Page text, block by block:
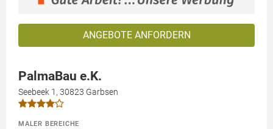
ANGEBOTE ANFORDERN
PalmaBau e.K.
Seebeek 1, 30823 Garbsen
MALER BEREICHE